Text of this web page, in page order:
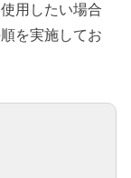
用したい場合
を実施してお